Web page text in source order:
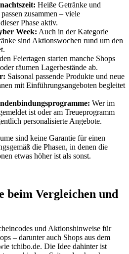
Heiße Getränke und
zusammen – viele
Phase aktiv.
Week: Auch in der Kategorie
sind Aktionswochen rund um den
Feiertagen starten manche Shops
räumen Lagerbestände ab.
Saisonal passende Produkte und neue
mit Einführungsangeboten begleitet
Wer im
ist oder am Treueprogramm
personalisierte Angebote.
sind keine Garantie für einen
die Phasen, in denen die
etwas höher ist als sonst.
beim Vergleichen und
und Aktionshinweise für
– darunter auch Shops aus dem
tchibo.de. Die Idee dahinter ist